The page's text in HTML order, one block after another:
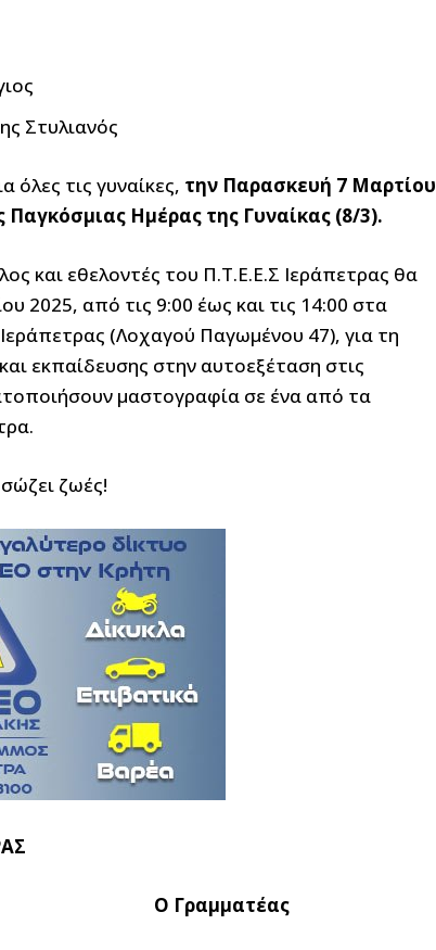
Στυλιανός
τις γυναίκες, την Παρασκευή 7 Μαρτίου
Ημέρας της Γυναίκας (8/3).
και εθελοντές του Π.Τ.Ε.Ε.Σ Ιεράπετρας θα
2025, από τις 9:00 έως και τις 14:00 στα
(Λοχαγού Παγωμένου 47), για τη
εκπαίδευσης στην αυτοεξέταση στις
μαστογραφία σε ένα από τα
ζωές!
Γραμματέας